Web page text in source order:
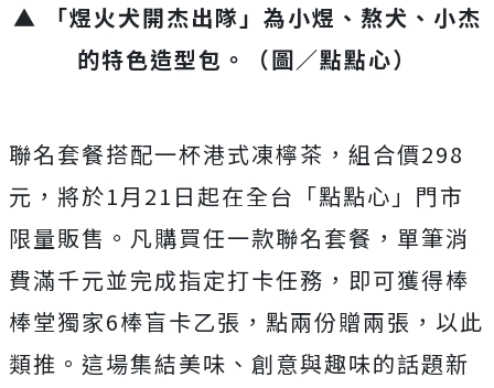
▲ 「煜火犬開杰出隊」為小煜、熬犬、小杰
的特色造型包。
（圖／點點心）
聯名套餐搭配一杯港式凍檸茶，組合價298
元，將於1月21日起在全台「點點心」門市
限量販售。凡購買任一款聯名套餐，單筆消
費滿千元並完成指定打卡任務，即可獲得棒
棒堂獨家6棒盲卡乙張，點兩份贈兩張，以此
類推。這場集結美味、創意與趣味的話題新